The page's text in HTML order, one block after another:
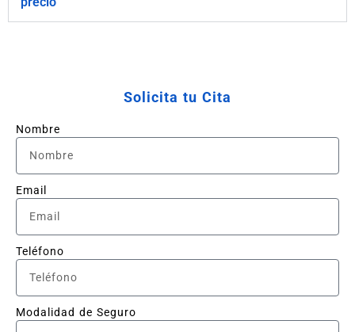
Solicita tu Cita
Nombre
Email
Teléfono
Modalidad de Seguro